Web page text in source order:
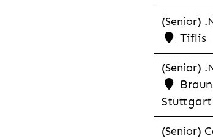
(Senior)
Tiflis
(Senior)
Stuttgart
(Senior)